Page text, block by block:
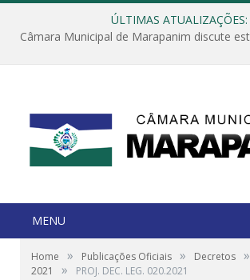
ÚLTIMAS ATUALIZAÇÕES:
MENU
Home » Publicações Oficiais » Decretos »
2021
» PROJ. DEC. LEG. 020.2021